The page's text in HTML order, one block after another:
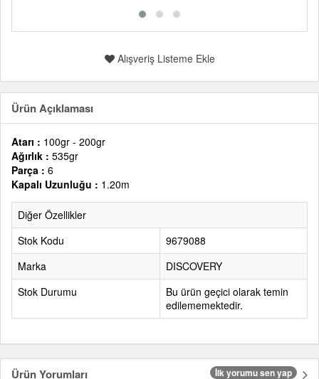
Alışveriş Listeme Ekle
Ürün Açıklaması
Atarı : 100gr - 200gr
Ağırlık : 535gr
Parça : 6
Kapalı Uzunluğu : 1.20m
Diğer Özellikler
Stok Kodu
9679088
Marka
DISCOVERY
Stok Durumu
Bu ürün geçici olarak temin
edilememektedir.
Ürün Yorumları İlk yorumu sen yap